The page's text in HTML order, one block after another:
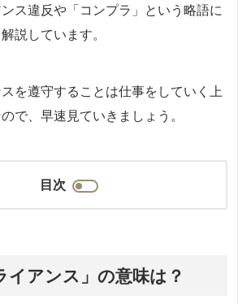
ス違反や「コンプラ」という略語に
説しています。
を遵守することは仕事をしていく上
で、早速見ていきましょう。
目次
イアンス」の意味は？